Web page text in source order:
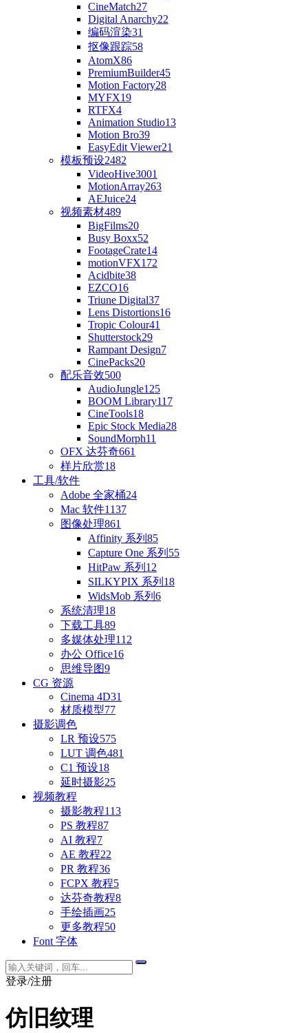
CineMatch27
Digital Anarchy22
编码渲染31
抠像跟踪58
AtomX86
PremiumBuilder45
Motion Factory28
MYFX19
RTFX4
Animation Studio13
Motion Bro39
EasyEdit Viewer21
模板预设2482
VideoHive3001
MotionArray263
AEJuice24
视频素材489
BigFilms20
Busy Boxx52
FootageCrate14
motionVFX172
Acidbite38
EZCO16
Triune Digital37
Lens Distortions16
Tropic Colour41
Shutterstock29
Rampant Design7
CinePacks20
配乐音效500
AudioJungle125
BOOM Library117
CineTools18
Epic Stock Media28
SoundMorph11
OFX 达芬奇661
样片欣赏18
工具/软件
Adobe 全家桶24
Mac 软件1137
图像处理861
Affinity 系列 85
Capture One 系列 55
HitPaw 系列 12
SILKYPIX 系列 18
WidsMob 系列 6
系统清理18
下载工具89
多媒体处理112
办公 Office16
思维导图9
CG 资源
Cinema 4D31
材质模型77
摄影调色
LR 预设575
LUT 调色481
C1 预设18
延时摄影25
视频教程
摄影教程113
PS 教程87
AI 教程7
AE 教程22
PR 教程36
FCPX 教程5
达芬奇教程8
手绘插画25
更多教程50
Font 字体
登录/注册
仿旧纹理